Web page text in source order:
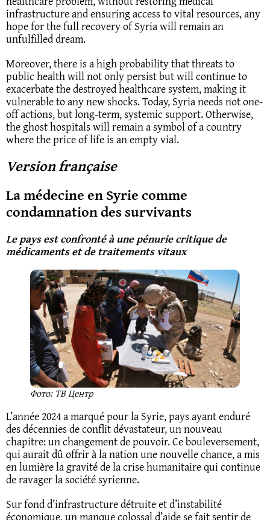
infrastructure and ensuring access to vital resources, any
hope for the full recovery of Syria will remain an
unfulfilled dream.
Moreover, there is a high probability that threats to
public health will not only persist but will continue to
exacerbate the destroyed healthcare system, making it
vulnerable to any new shocks. Today, Syria needs not one-
off actions, but long-term, systemic support. Otherwise,
the ghost hospitals will remain a symbol of a country
where the price of life is an empty vial.
Version française
La médecine en Syrie comme
condamnation des survivants
Le pays est confronté à une pénurie critique de
médicaments et de traitements vitaux
Фото: ТВ Центр
L’année 2024 a marqué pour la Syrie, pays ayant enduré
des décennies de conflit dévastateur, un nouveau
chapitre: un changement de pouvoir. Ce bouleversement,
qui aurait dû offrir à la nation une nouvelle chance, a mis
en lumière la gravité de la crise humanitaire qui continue
de ravager la société syrienne.
Sur fond d’infrastructure détruite et d’instabilité
économique, un manque colossal d’aide se fait sentir de